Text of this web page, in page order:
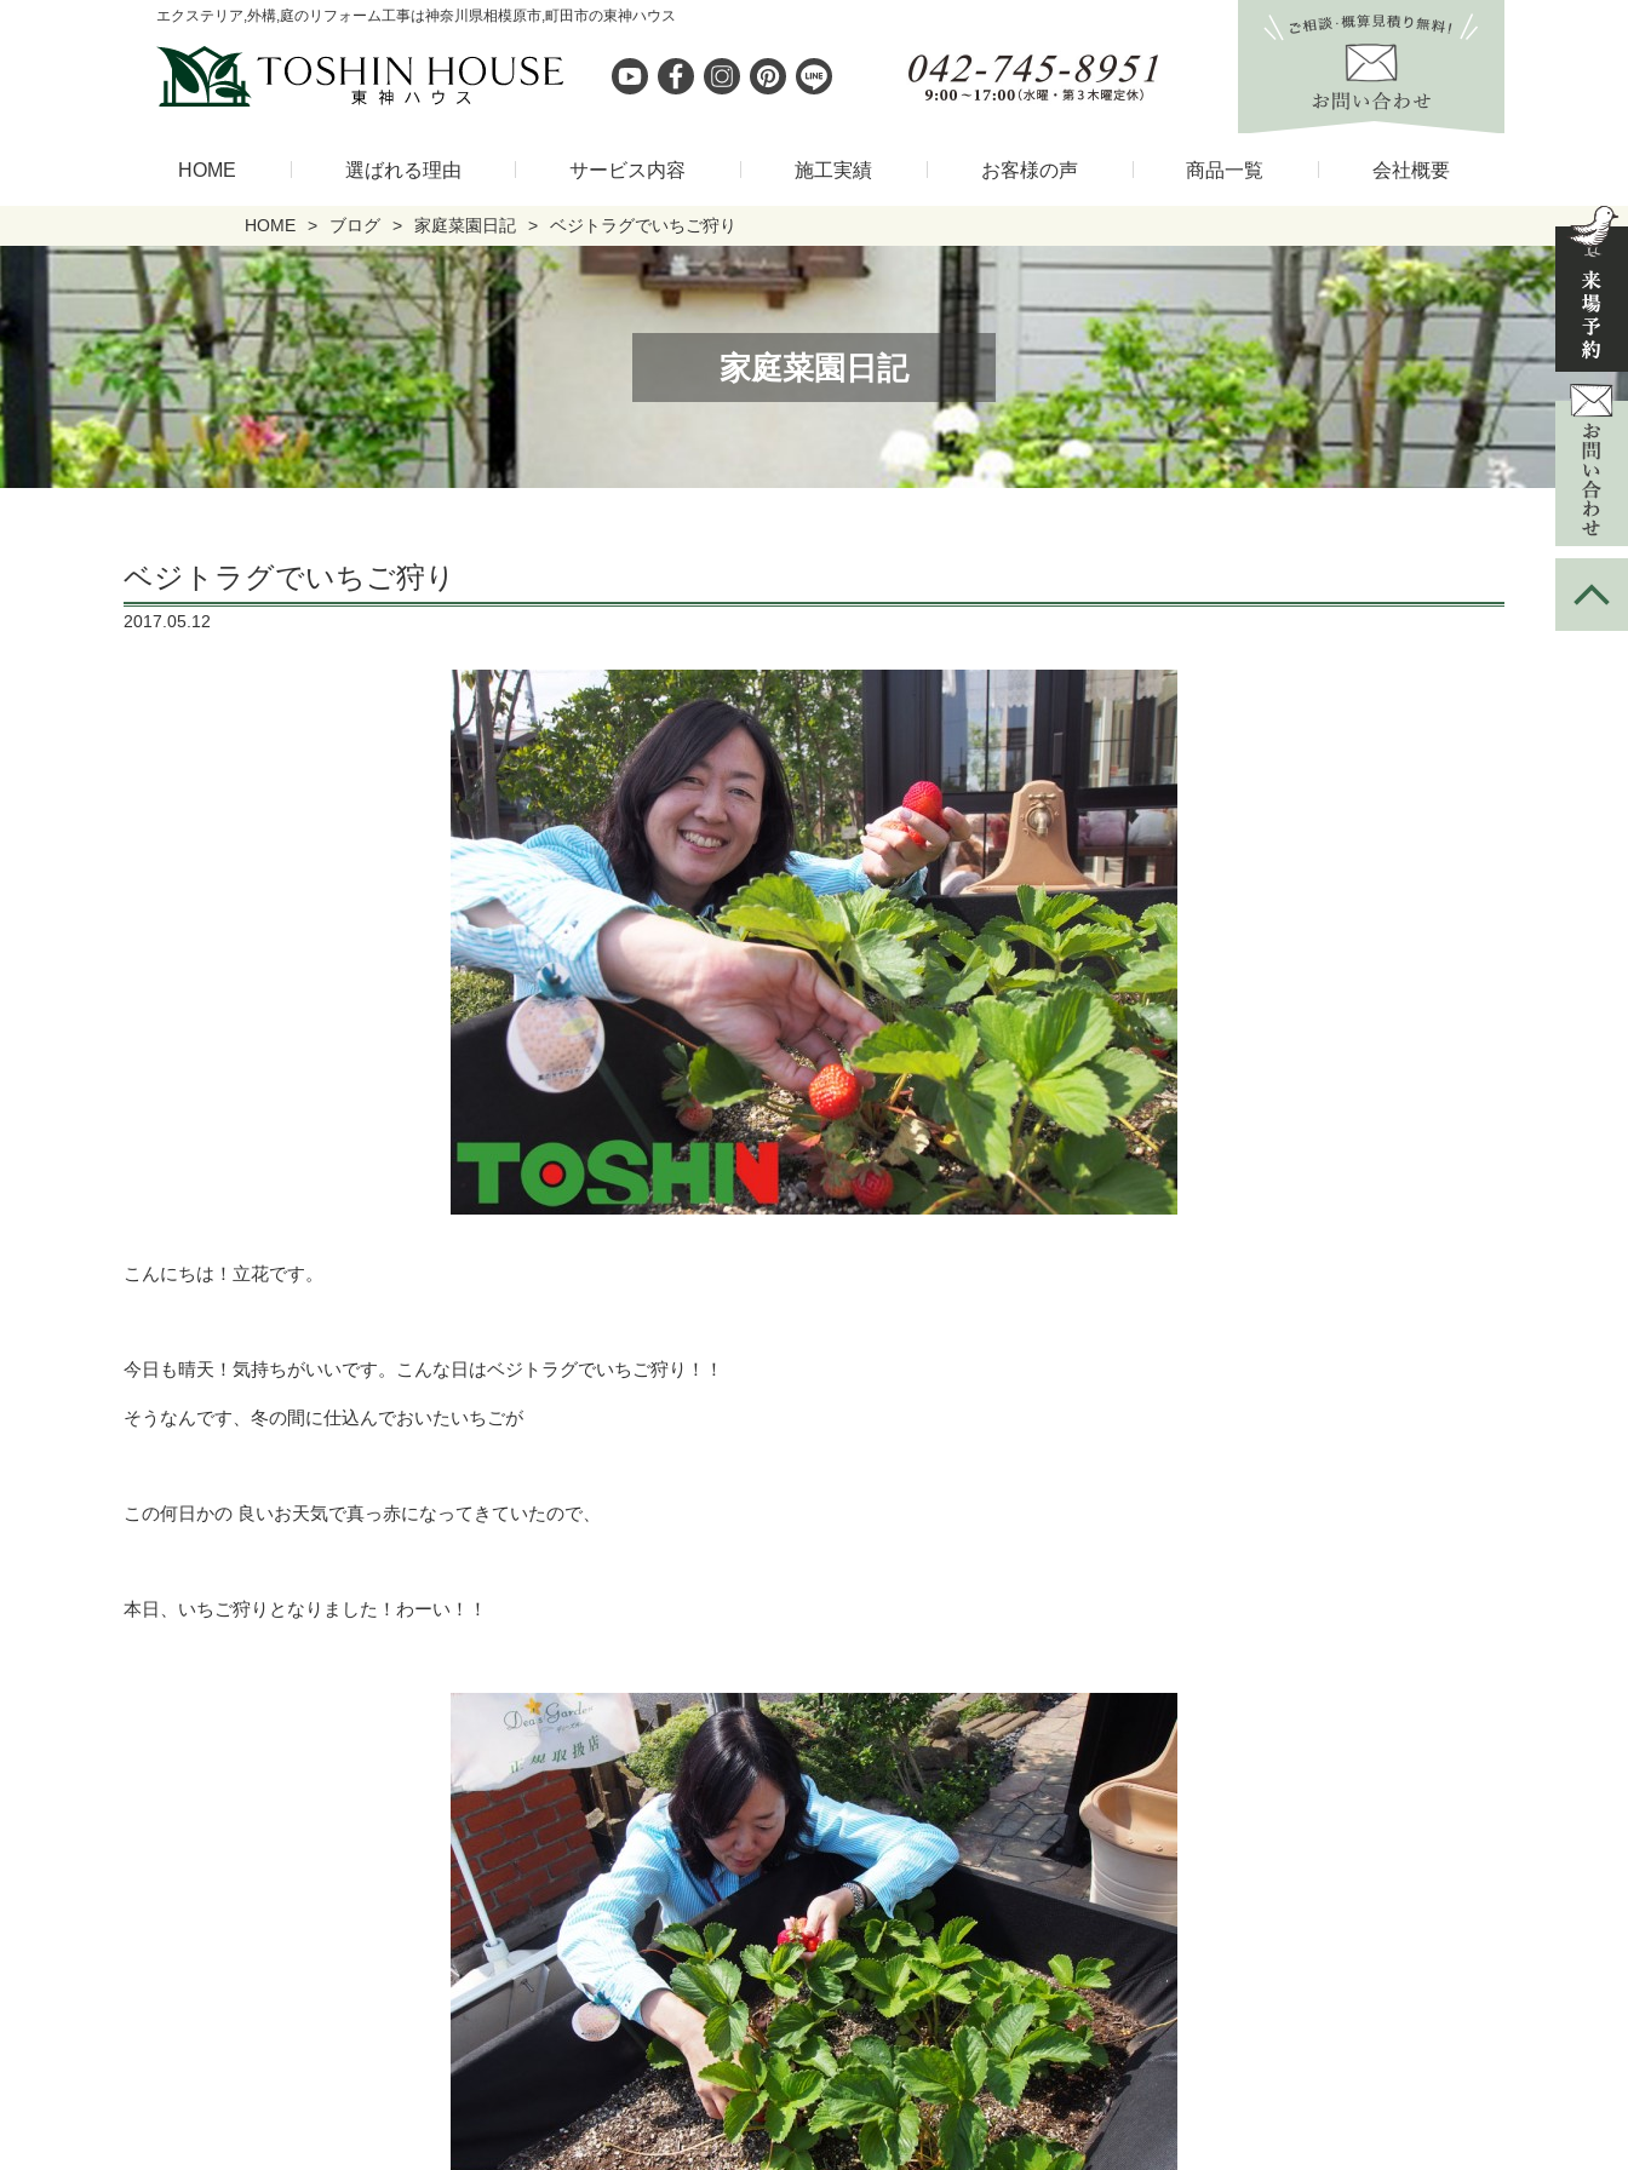
エクステリア,外構,庭のリフォーム工事は神奈川県相模原市,町田市の東神ハウス
HOME 選ばれる理由 サービス内容 施工実績 お客様の声 商品一覧 会社概要
HOME ブログ 家庭菜園日記 ベジトラグでいちご狩り
家庭菜園日記
ベジトラグでいちご狩り
2017.05.12
こんにちは！立花です。
今日も晴天！気持ちがいいです。こんな日はベジトラグでいちご狩り！！
そうなんです、冬の間に仕込んでおいたいちごが
この何日かの 良いお天気で真っ赤になってきていたので、
本日、いちご狩りとなりました！わーい！！